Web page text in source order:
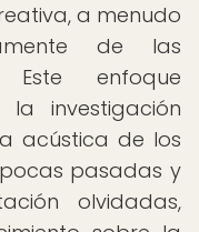
a menudo
de las
Este enfoque
investigación
acústica de los
pasadas y
olvidadas,